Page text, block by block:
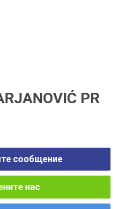
PR
сообщение
нас